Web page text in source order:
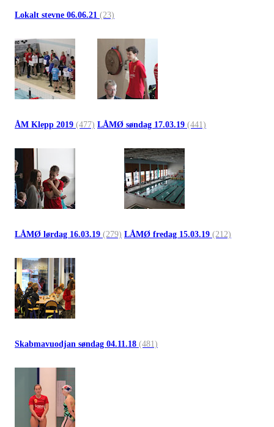
Lokalt stevne 06.06.21 (23)
ÅM Klepp 2019 (477) LÅMØ søndag 17.03.19 (441)
LÅMØ lørdag 16.03.19 (279) LÅMØ fredag 15.03.19 (212)
Skabmavuodjan søndag 04.11.18 (481)